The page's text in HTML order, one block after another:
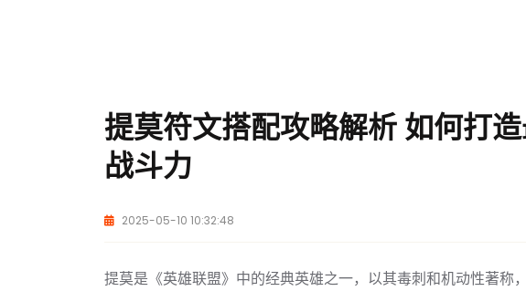
提莫符文搭配攻略解析 如何打
战斗力
2025-05-10 10:32:48
提莫是《英雄联盟》中的经典英雄之一，以其毒刺和机动性著称